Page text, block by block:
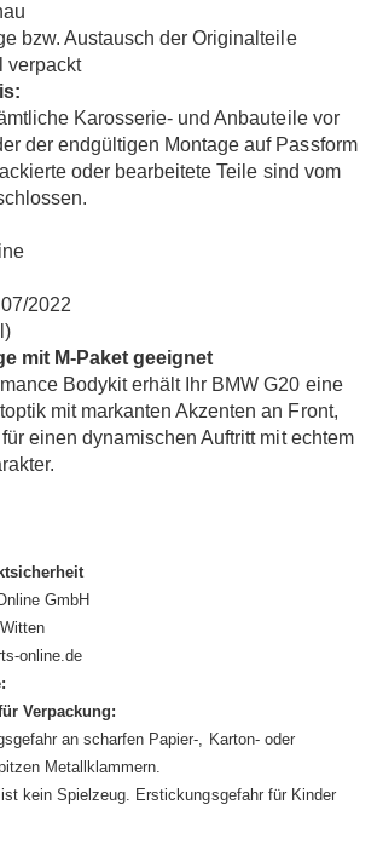
bzw. Austausch der Originalteile
verpackt
Karosserie- und Anbauteile vor
der endgültigen Montage auf Passform
oder bearbeitete Teile sind vom
2022
mit M-Paket geeignet
Bodykit erhält Ihr BMW G20 eine
mit markanten Akzenten an Front,
einen dynamischen Auftritt mit echtem
GmbH
online.de
Verpackung:
an scharfen Papier-, Karton- oder
Metallklammern.
kein Spielzeug. Erstickungsgefahr für Kinder